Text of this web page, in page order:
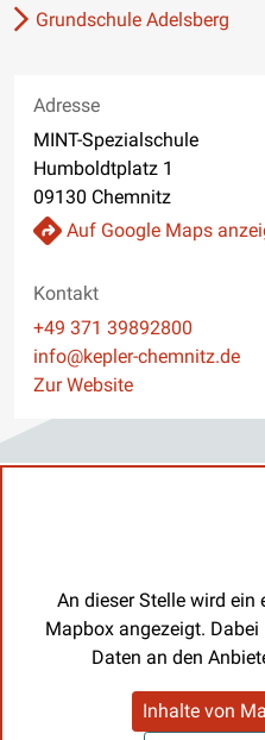
Grundschule Adelsberg
Adresse
MINT-Spezialschule
Humboldtplatz 1
09130 Chemnitz
Auf Google Maps
Kontakt
Telefon
+49 371 39892800
E-Mail
info@kepler-chemnitz.de
Website
Zur Website
An dieser Stelle wird ein
Mapbox angezeigt.
Daten an den
Inhalte von